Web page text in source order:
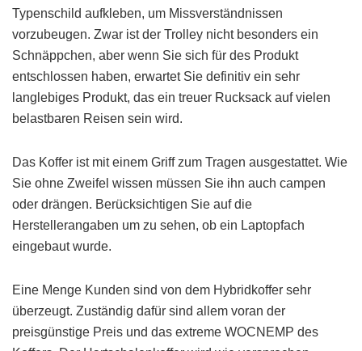
Typenschild aufkleben, um Missverständnissen
vorzubeugen. Zwar ist der Trolley nicht besonders ein
Schnäppchen, aber wenn Sie sich für des Produkt
entschlossen haben, erwartet Sie definitiv ein sehr
langlebiges Produkt, das ein treuer Rucksack auf vielen
belastbaren Reisen sein wird.
Das Koffer ist mit einem Griff zum Tragen ausgestattet. Wie
Sie ohne Zweifel wissen müssen Sie ihn auch campen
oder drängen. Berücksichtigen Sie auf die
Herstellerangaben um zu sehen, ob ein Laptopfach
eingebaut wurde.
Eine Menge Kunden sind von dem Hybridkoffer sehr
überzeugt. Zuständig dafür sind allem voran der
preisgünstige Preis und das extreme WOCNEMP des